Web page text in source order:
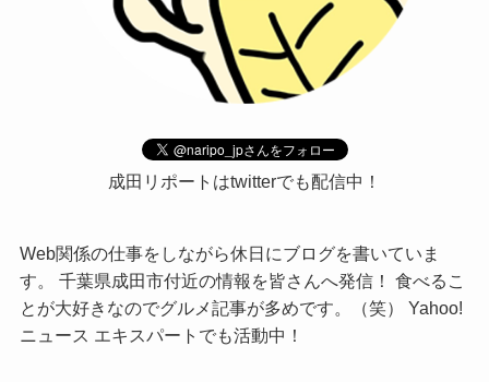
成田リポートはtwitterでも配信中！
Web関係の仕事をしながら休日にブログを書いていま
す。 千葉県成田市付近の情報を皆さんへ発信！ 食べるこ
とが大好きなのでグルメ記事が多めです。（笑） Yahoo!
ニュース エキスパートでも活動中！